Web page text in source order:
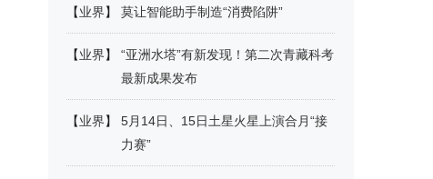
【业界】 莫让智能助手制造“消费陷阱”
【业界】
“亚洲水塔”有新发现！第二次青藏科考
最新成果发布
【业界】
5月14日、15日土星火星上演合月“接
力赛”